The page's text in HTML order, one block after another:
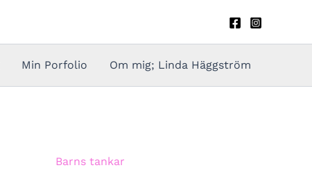
Min Porfolio Om mig; Linda Häggström
Barns tankar